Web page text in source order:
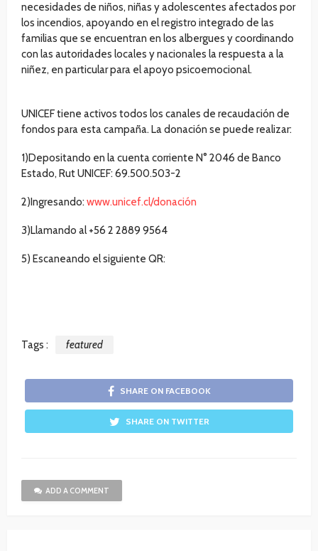
necesidades de niños, niñas y adolescentes afectados por
los incendios, apoyando en el registro integrado de las
familias que se encuentran en los albergues y coordinando
con las autoridades locales y nacionales la respuesta a la
niñez, en particular para el apoyo psicoemocional.
UNICEF tiene activos todos los canales de recaudación de
fondos para esta campaña. La donación se puede realizar:
1)Depositando en la cuenta corriente N° 2046 de Banco
Estado, Rut UNICEF: 69.500.503-2
2)Ingresando: www.unicef.cl/donación
3)Llamando al +56 2 2889 9564
5) Escaneando el siguiente QR:
Tags : featured
SHARE ON FACEBOOK
SHARE ON TWITTER
ADD A COMMENT